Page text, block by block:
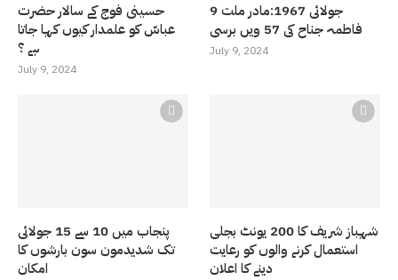
حسینی فوج کے سالار حضرت
عباسّ کو علمدار کیوں کہا جاتا
ہے ؟
July 9, 2024
9 جولائی 1967:مادر ملت
فاطمہ جناح کی 57 ویں برسی
July 9, 2024
پنجاب میں 10 سے 15 جولائی
تک شدیدمون سون بارشوں کا
امکان
شہباز شریف کا 200 یونٹ بجلی
استعمال کرنے والوں کو رعایت
دینے کا اعلان